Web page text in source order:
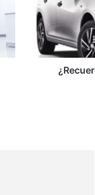
Así
es
su
nueva
generación